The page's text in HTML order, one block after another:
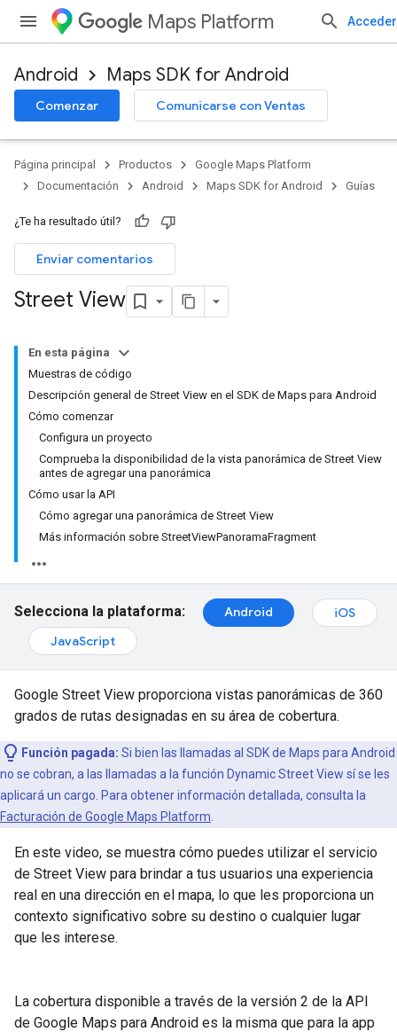
Maps Platform Acceder
Android Maps SDK for Android
Comenzar Comunicarse con Ventas
Página principal Productos
Google Maps Platform
Documentación
Android Maps SDK for Android Guías
¿Te ha resultado útil?
Enviar comentarios
Street View
En esta página
Muestras de código
Descripción general de Street View en el SDK de Maps para Android
Cómo comenzar
Configura un proyecto
Comprueba la disponibilidad de la vista panorámica de Street View
antes de agregar una panorámica
Cómo usar la API
Cómo agregar una panorámica de Street View
Más información sobre StreetViewPanoramaFragment
Selecciona la plataforma: Android
iOS
JavaScript
Google Street View proporciona vistas panorámicas de 360
grados de rutas designadas en su área de cobertura.
Función pagada: Si bien las llamadas al SDK de Maps para Android
no se cobran, a las llamadas a la función Dynamic Street View sí se les
aplicará un cargo. Para obtener información detallada, consulta la
Facturación de Google Maps Platform
En este video, se muestra cómo puedes utilizar el servicio
de Street View para brindar a tus usuarios una experiencia
real en una dirección en el mapa, lo que les proporciona un
contexto significativo sobre su destino o cualquier lugar
que les interese.
La cobertura disponible a través de la versión 2 de la API
de Google Maps para Android es la misma que para la app